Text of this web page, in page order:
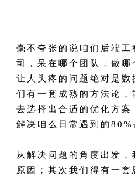
毫不夸张的说咱们后端工
司，呆在哪个团队，做哪
让人头疼的问题绝对是
们有一套成熟的方法论，
去选择出合适的优化方案
解决咱么日常遇到的80%
从解决问题的角度出发
原因；其次我们得有一